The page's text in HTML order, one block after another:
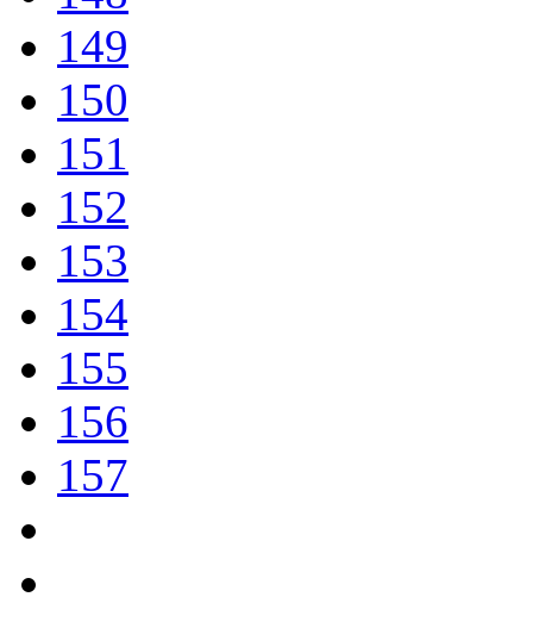
149
150
151
152
153
154
155
156
157